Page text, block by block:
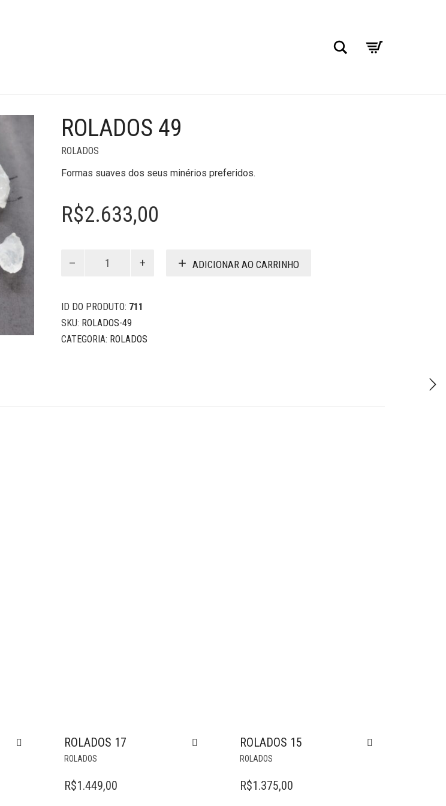
Pesquisar
ROLADOS 49
ROLADOS
Formas suaves dos seus minérios preferidos.
R$2.633,00
ADICIONAR AO CARRINHO
ID DO PRODUTO: 711
SKU: ROLADOS-49
CATEGORIA: ROLADOS
ROLADOS 17
ROLADOS
R$1.449,00
ROLADOS 15
ROLADOS
R$1.375,00